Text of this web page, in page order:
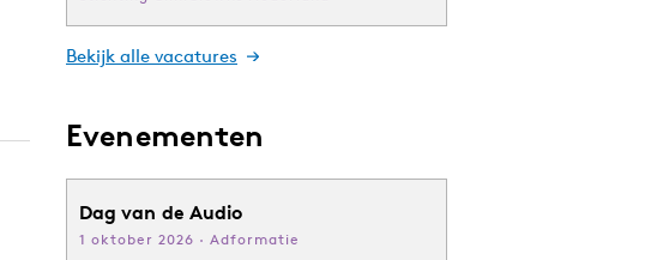
Bekijk alle vacatures
Evenementen
Dag van de Audio
1 oktober 2026 · Adformatie